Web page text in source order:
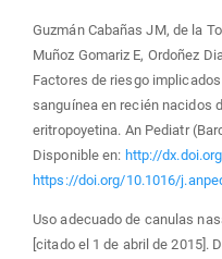
Guzmán Cabañas JM, de la
Muñoz Gomariz E, Ordoñez
Factores de riesgo
sanguínea en recién nacidos
eritropoyetina. An Pediatr
Disponible en: http://
https://doi.org/10.1016/
Uso adecuado de canulas
[citado el 1 de abril de 2015].